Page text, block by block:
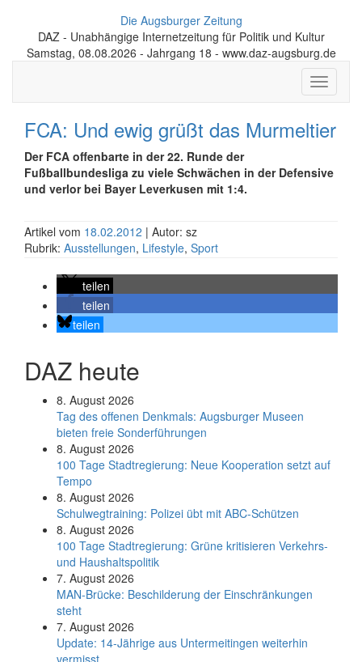
Die Augsburger Zeitung
DAZ - Unabhängige Internetzeitung für Politik und Kultur
Samstag, 08.08.2026 - Jahrgang 18 - www.daz-augsburg.de
Toggle
FCA: Und ewig grüßt das Murmeltier
Der FCA offenbarte in der 22. Runde der
Fußballbundesliga zu viele Schwächen in der Defensive
und verlor bei Bayer Leverkusen mit 1:4.
Artikel vom 18.02.2012 | Autor: sz
Rubrik: Ausstellungen, Lifestyle, Sport
teilen
teilen
teilen
DAZ heute
8. August 2026
Tag des offenen Denkmals: Augsburger Museen
bieten freie Sonderführungen
8. August 2026
100 Tage Stadtregierung: Neue Kooperation setzt auf
Tempo
8. August 2026
Schul­weg­trai­ning: Poli­zei übt mit ABC-Schüt­zen
8. August 2026
100 Tage Stadtregierung: Grüne kritisieren Verkehrs-
und Haushaltspolitik
7. August 2026
MAN-Brücke: Beschilderung der Einschränkungen
steht
7. August 2026
Update: 14-Jährige aus Untermeitingen weiterhin
vermisst